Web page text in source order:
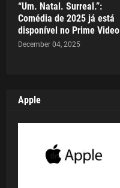
“Um. Natal. Surreal.”:
Comédia de 2025 já está
disponível no Prime Video
December 04, 2025
Apple